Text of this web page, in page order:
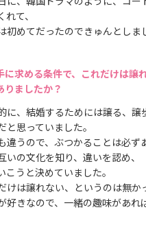
て、
初めてだったのできゅんとし
に求める条件で、これだけは譲
りましたか？
に、結婚するためには譲る、譲
と思っていました。
違うので、ぶつかることは必ず
いの文化を知り、違いを認め、
こうと決めていました。
けは譲れない、というのは無か
好きなので、一緒の趣味があれ